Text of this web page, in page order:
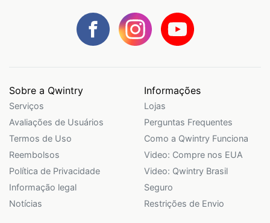
Sobre a Qwintry
Serviços
Avaliações de Usuários
Termos de Uso
Reembolsos
Política de Privacidade
Informação legal
Notícias
Informações
Lojas
Perguntas Frequentes
Como a Qwintry Funciona
Video: Compre nos EUA
Video: Qwintry Brasil
Seguro
Restrições de Envio